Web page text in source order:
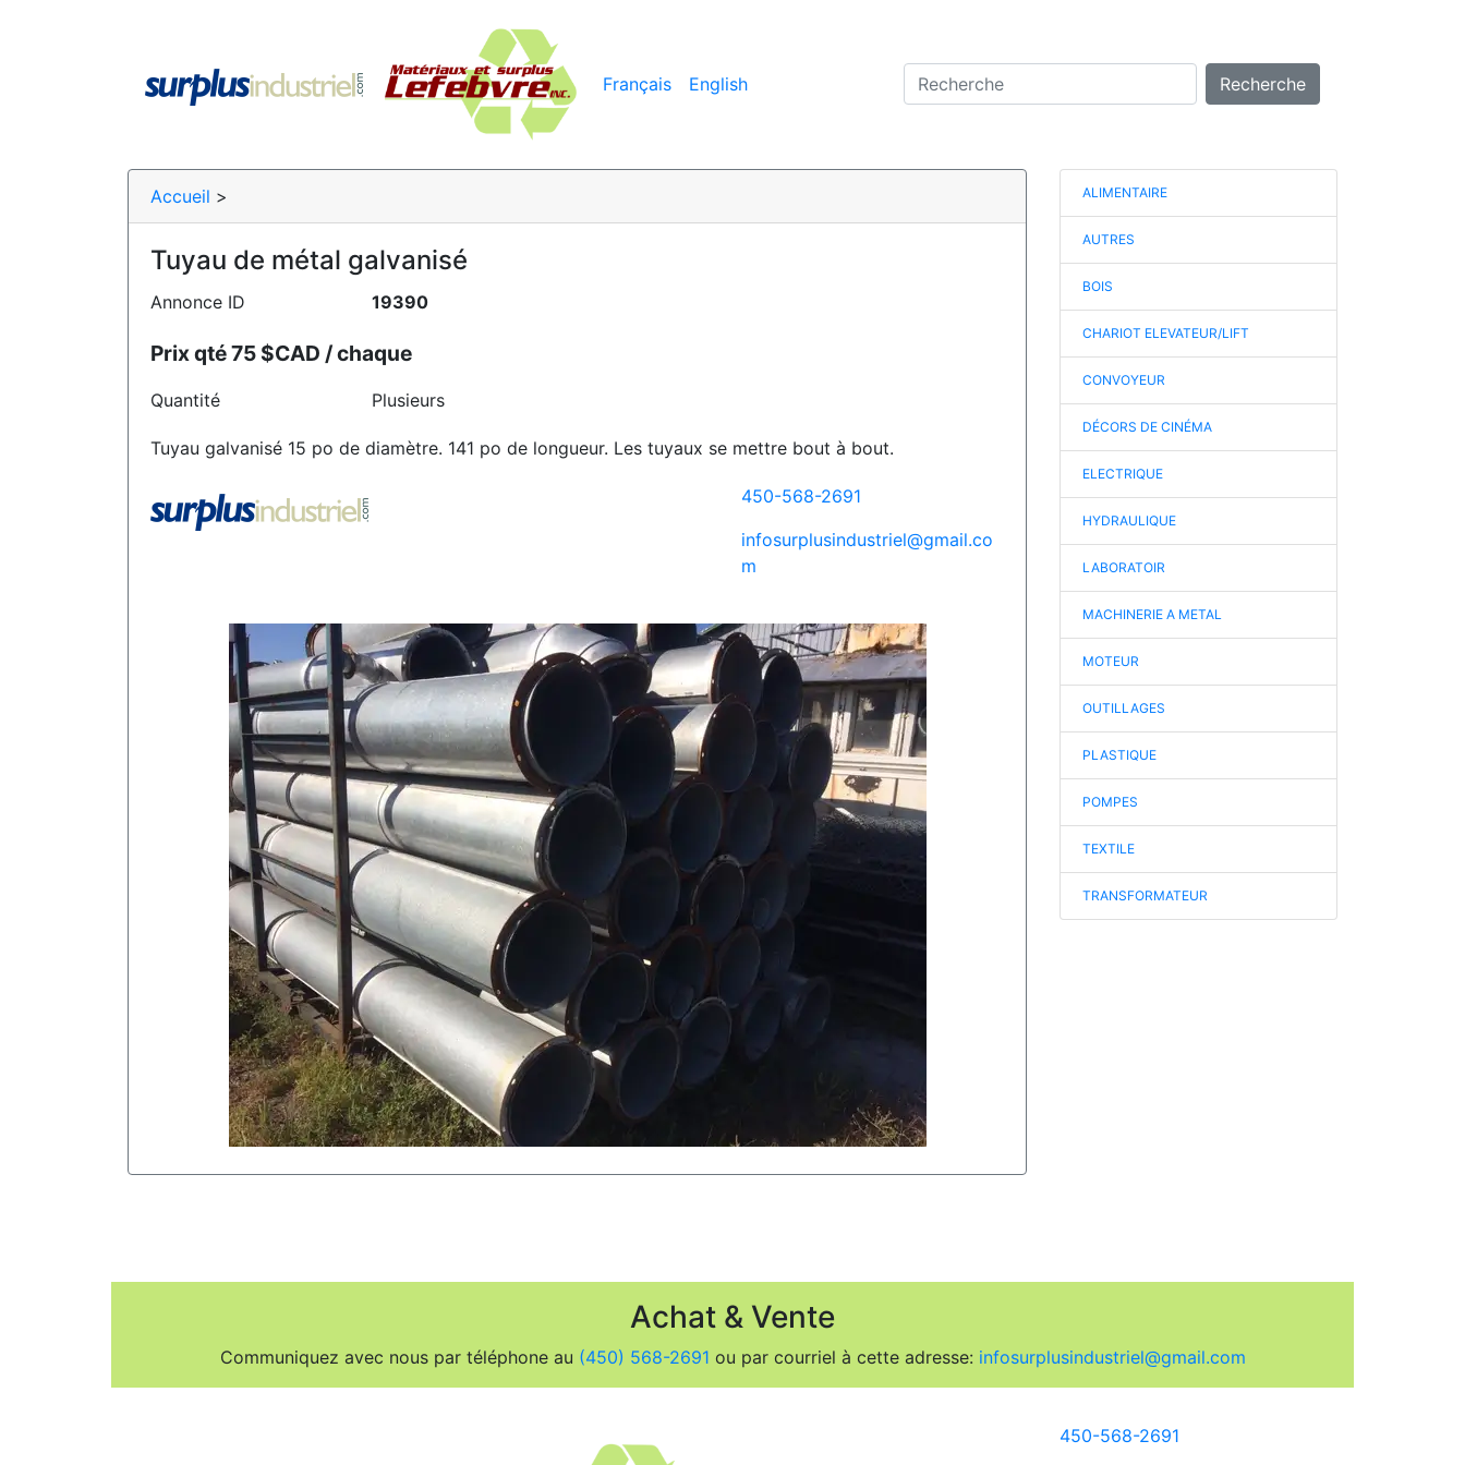
Français English Recherche
Accueil >
Tuyau de métal galvanisé
Annonce ID 19390
Prix qté 75 $CAD / chaque
Quantité Plusieurs
Tuyau galvanisé 15 po de diamètre. 141 po de longueur. Les tuyaux se mettre bout à bout.
450-568-2691
infosurplusindustriel@gmail.co
m
ALIMENTAIRE
AUTRES
BOIS
CHARIOT ELEVATEUR/LIFT
CONVOYEUR
DÉCORS DE CINÉMA
ELECTRIQUE
HYDRAULIQUE
LABORATOIR
MACHINERIE A METAL
MOTEUR
OUTILLAGES
PLASTIQUE
POMPES
TEXTILE
TRANSFORMATEUR
Achat & Vente
Communiquez avec nous par téléphone au (450) 568-2691 ou par courriel à cette adresse: infosurplusindustriel@gmail.com
450-568-2691